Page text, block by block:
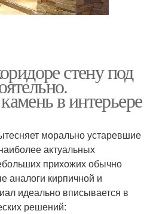
Яркие стены
стену под
в интерьере
морально устаревшие
актуальных
прихожих обычно
аналоги кирпичной и
идеально вписывается в
решений: